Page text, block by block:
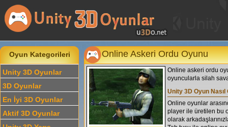
Oyun Kategorileri
Unity 3D Oyunlar
3D Oyunlar
En İyi 3D Oyunlar
Aktif 3D Oyunlar
Online Askeri Ordu Oyunu
Online askeri ordu
oyuncularla silah
Unity 3D Oyun Nasıl
Online oyunlar
player ile üretilen bu
olarak